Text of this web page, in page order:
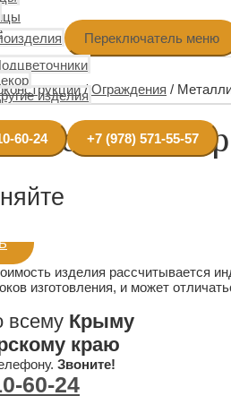
Переключатель меню
изделия
60-24
+7 (978) 571-55-57
/ Ограждения /
забор
изделия рассчитывается
изготовления, и может
всему Крыму
краю
Звоните!
60-24